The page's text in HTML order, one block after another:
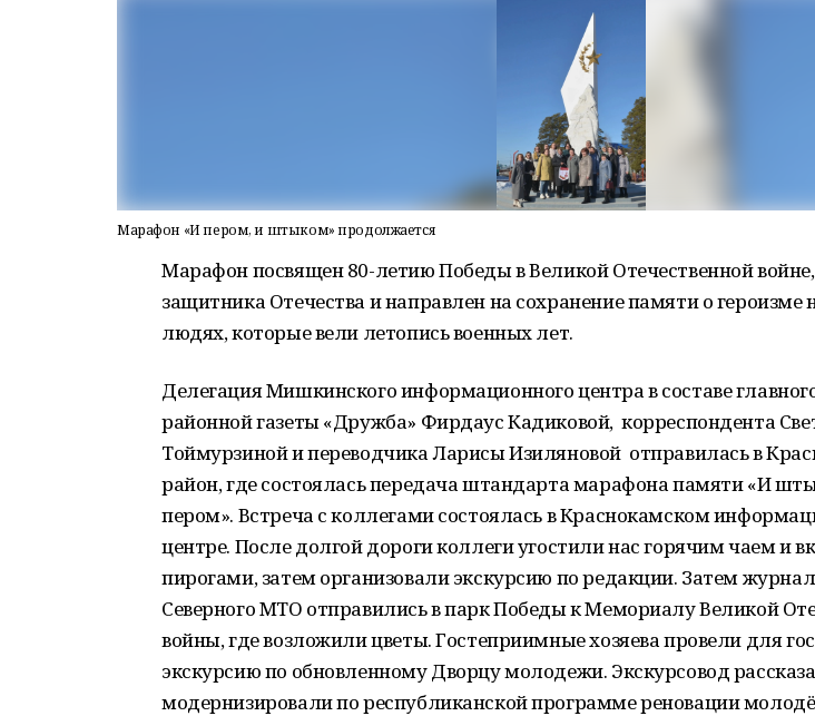
Марафон «И пером, и штыком» продолжается
Марафон посвящен 80-летию Победы в Великой Отечественной
защитника Отечества и направлен на сохранение памяти о героизме
людях, которые вели летопись военных лет.
Делегация Мишкинского информационного центра в составе
районной газеты «Дружба» Фирдаус Кадиковой, корреспондента
Тоймурзиной и переводчика Ларисы Изиляновой отправилась в
район, где состоялась передача штандарта марафона памяти «И
пером». Встреча с коллегами состоялась в Краснокамском
центре. После долгой дороги коллеги угостили нас горячим чаем и
пирогами, затем организовали экскурсию по редакции. Затем
Северного МТО отправились в парк Победы к Мемориалу Великой
войны, где возложили цветы. Гостеприимные хозяева провели для
экскурсию по обновленному Дворцу молодежи. Экскурсовод
модернизировали по республиканской программе реновации